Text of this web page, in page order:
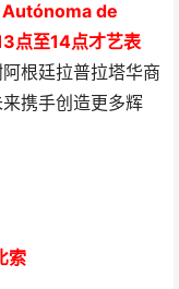
de
点至14点才艺表
根廷拉普拉塔华商
携手创造更多辉
索